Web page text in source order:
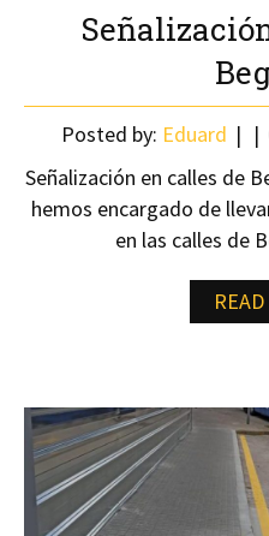
Posted by: Eduard
Señalización en calles de
hemos encargado de
en las calles de